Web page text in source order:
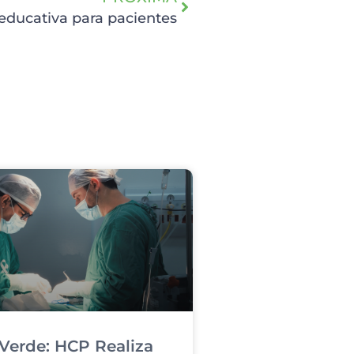
para pacientes
HCP Realiza